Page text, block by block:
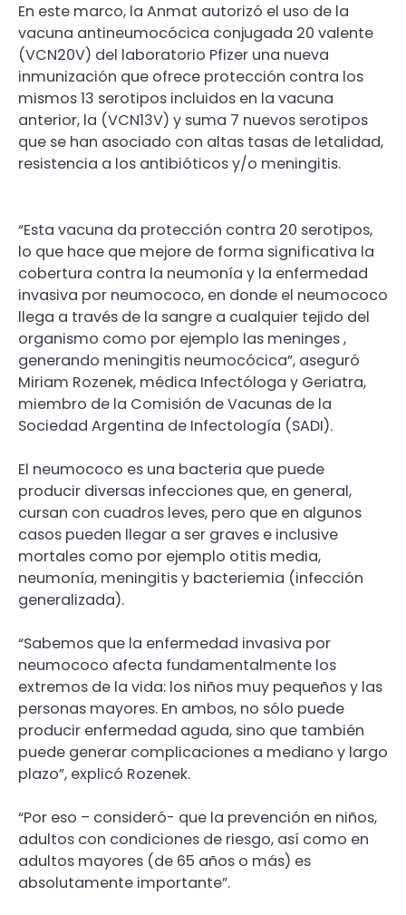
En este marco, la Anmat autorizó el uso de la
vacuna antineumocócica conjugada 20 valente
(VCN20V) del laboratorio Pfizer una nueva
inmunización que ofrece protección contra los
mismos 13 serotipos incluidos en la vacuna
anterior, la (VCN13V) y suma 7 nuevos serotipos
que se han asociado con altas tasas de letalidad,
resistencia a los antibióticos y/o meningitis.
“Esta vacuna da protección contra 20 serotipos,
lo que hace que mejore de forma significativa la
cobertura contra la neumonía y la enfermedad
invasiva por neumococo, en donde el neumococo
llega a través de la sangre a cualquier tejido del
organismo como por ejemplo las meninges ,
generando meningitis neumocócica”, aseguró
Miriam Rozenek, médica Infectóloga y Geriatra,
miembro de la Comisión de Vacunas de la
Sociedad Argentina de Infectología (SADI).
El neumococo es una bacteria que puede
producir diversas infecciones que, en general,
cursan con cuadros leves, pero que en algunos
casos pueden llegar a ser graves e inclusive
mortales como por ejemplo otitis media,
neumonía, meningitis y bacteriemia (infección
generalizada).
“Sabemos que la enfermedad invasiva por
neumococo afecta fundamentalmente los
extremos de la vida: los niños muy pequeños y las
personas mayores. En ambos, no sólo puede
producir enfermedad aguda, sino que también
puede generar complicaciones a mediano y largo
plazo”, explicó Rozenek.
“Por eso – consideró- que la prevención en niños,
adultos con condiciones de riesgo, así como en
adultos mayores (de 65 años o más) es
absolutamente importante”.